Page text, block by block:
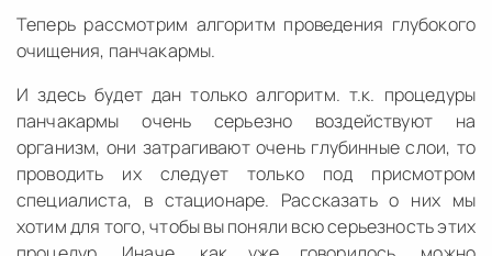
Теперь рассмотрим алгоритм проведения глубокого
очищения, панчакармы.
И здесь будет дан только алгоритм. т.к. процедуры
панчакармы очень серьезно воздействуют на
организм, они затрагивают очень глубинные слои, то
проводить их следует только под присмотром
специалиста, в стационаре. Рассказать о них мы
хотим для того, чтобы вы поняли всю серьезность этих